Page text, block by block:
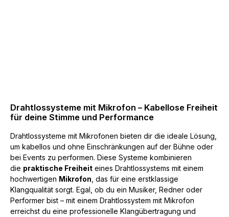
Drahtlossysteme mit Mikrofon – Kabellose Freiheit
für deine Stimme und Performance
Drahtlossysteme mit Mikrofonen bieten dir die ideale Lösung,
um kabellos und ohne Einschränkungen auf der Bühne oder
bei Events zu performen. Diese Systeme kombinieren
die praktische Freiheit eines Drahtlossystems mit einem
hochwertigen Mikrofon , das für eine erstklassige
Klangqualität sorgt. Egal, ob du ein Musiker, Redner oder
Performer bist – mit einem Drahtlossystem mit Mikrofon
erreichst du eine professionelle Klangübertragung und